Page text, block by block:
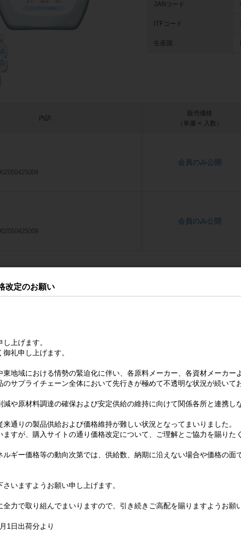
JANコード
ITFコード
生産国
内訳
販売価格
（単価 × 入数）
会員のみ公開
会員のみ公開
洗剤除
330ml
ファンストイレの洗剤除
菌・消臭 本体380ml
ファンストイレ用アルコ
ール除菌クリーナー 詰替
改定のお願い
上げます。
礼申し上げます。
地域における情勢の緊迫化に伴い、各原料メーカー、各資材メーカー
サプライチェーン全体において先行きが極めて不透明な状況が続いて
や原材料調達の確保および安定供給の維持に向けて関係各所と連携し
通りの製品供給および価格維持が難しい状況となってまいりました。
すが、購入サイトの通り価格改定について、ご理解とご協力を賜りた
ルギー価格等の動向次第では、供給数、納期に沿えない場合や価格の面
いますようお願い申し上げます。
力で取り組んでまいりますので、引き続きご高配を賜りますようお願
1日出荷分より